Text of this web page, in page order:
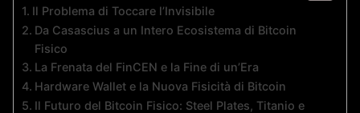
Il Problema di Toccare l’Invisibile
Da Casascius a un Intero Ecosistema di Bitcoin
Fisico
La Frenata del FinCEN e la Fine di un’Era
Hardware Wallet e la Nuova Fisicità di Bitcoin
Il Futuro del Bitcoin Fisico: Steel Plates, Titanio e